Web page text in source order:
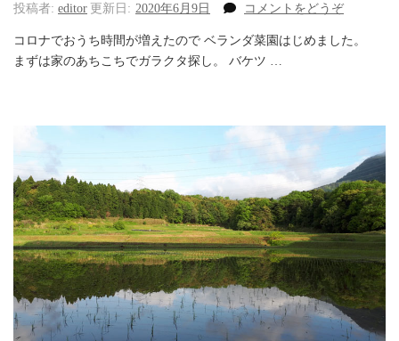
投稿者: editor 更新日: 2020年6月9日 コメントをどうぞ(猫
ベ
コロナでおうち時間が増えたので ベランダ菜園はじめました。
まずは家のあちこちでガラクタ探し。 バケツ …